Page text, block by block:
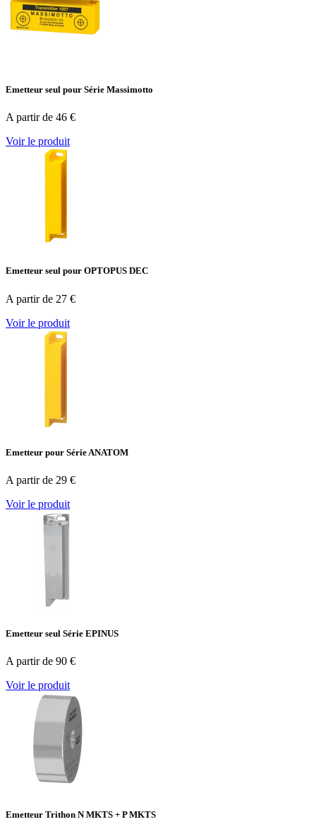
Emetteur seul pour Série Massimotto
A partir de 46 €
Voir le produit
Emetteur seul pour OPTOPUS DEC
A partir de 27 €
Voir le produit
Emetteur pour Série ANATOM
A partir de 29 €
Voir le produit
Emetteur seul Série EPINUS
A partir de 90 €
Voir le produit
Emetteur Trithon N MKTS + P MKTS